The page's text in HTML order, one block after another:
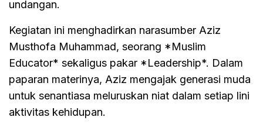
undangan.
Kegiatan ini menghadirkan narasumber Aziz
Musthofa Muhammad, seorang *Muslim
Educator* sekaligus pakar *Leadership*. Dalam
paparan materinya, Aziz mengajak generasi muda
untuk senantiasa meluruskan niat dalam setiap lini
aktivitas kehidupan.